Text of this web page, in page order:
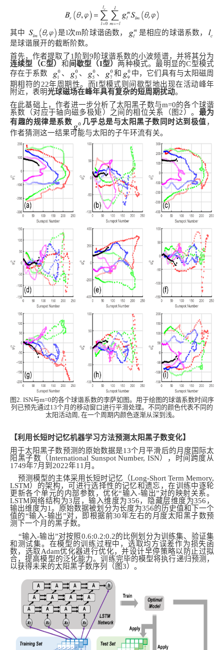
其中 是l次m阶球谐函数，
是相应的球谐系数，
是球谐展开的截断阶数。
首先，作者提取了1阶到9阶球谐系数的小波频谱，并将其分为
连续型（C型） 和间歇型（I型） 两种模式。最明显的C型模式
存在于系数
、 、 、 和 中，它们 具有与太阳磁周
期相符的22年周期性。而I型模式则间歇型地出现在活动峰年
附近，表明光球磁场在峰年具有复杂的短周期扰动。
在此基础上，作者进一步分析了太阳黑子数与m=0的各个球谐
系数（对应于轴向磁多极矩）之间的相位关系（图2）。 最为
有趣的规律是系数
几乎总是与太阳黑子数同时达到极值，
作者猜测这一结果可能与太阳的子午环流有关。
图2. ISN与m=0的各个球谐系数的李萨如图。用于绘图的球谐系数时间序
列已预先通过13个月的移动窗口进行平滑处理。不同的颜色代表不同的
太阳活动周, 在一个周期内颜色逐渐从深到浅。
【利用长短时记忆机器学习方法预测太阳黑子数变化】
用于太阳黑子数预测的原始数据是13个月平滑后的月度国际太
阳黑子数（International Sunspot Number, ISN），时间跨度从
1749年7月到2022年11月。
预测模型的主体采用长短时记忆（Long-Short Term Memory,
LSTM）的架构，可进行选择性的记忆和遗忘，在训练中逐轮
更新各个单元的内部参数，优化“输入-输出”对的映射关系。
LSTM网络结构为3层，输入维度为356，隐藏层维度为356，
输出维度为1。原始数据被划分为长度为356的历史值和下一个
值的“输入-输出”对，即根据前30年左右的月度太阳黑子数预
测下一个月的黑子数。
“输入-输出”对按照0.6:0.2:0.2的比例划分为训练集、验证集
和测试集。在模型的训练过程中，选取均方误差作为损失函
数，选取Adam优化器进行优化，并设计早停策略以防止过拟
合，提高模型的泛化能力。训练完毕的模型将执行递归预测，
以获得未来的太阳黑子数序列（图3）。